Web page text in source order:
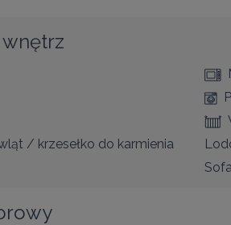
/ krzesełko do karmienia